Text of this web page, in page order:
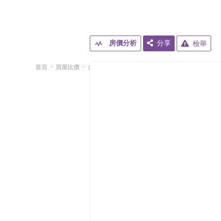
首頁 買屋比價 台北市
房價分析 分享 檢舉